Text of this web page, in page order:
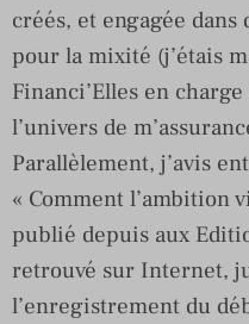
créés, et engagée
pour la mixité (j’étais
Financi’Elles en
l’univers de
Parallèlement, j’avis
« Comment l’ambition
publié depuis aux
retrouvé sur Internet,
l’enregistrement du